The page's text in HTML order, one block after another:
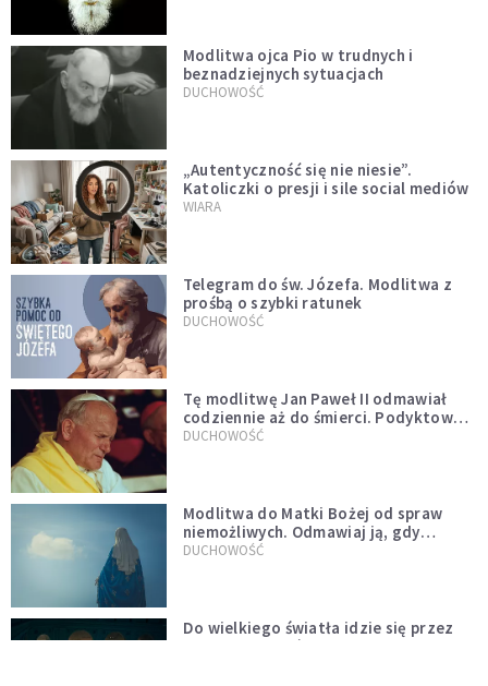
Modlitwa ojca Pio w trudnych i
beznadziejnych sytuacjach
DUCHOWOŚĆ
„Autentyczność się nie niesie”.
Katoliczki o presji i sile social mediów
WIARA
Telegram do św. Józefa. Modlitwa z
prośbą o szybki ratunek
DUCHOWOŚĆ
Tę modlitwę Jan Paweł II odmawiał
codziennie aż do śmierci. Podyktował
mu ją ojciec
DUCHOWOŚĆ
Modlitwa do Matki Bożej od spraw
niemożliwych. Odmawiaj ją, gdy
wszystko idzie źle
DUCHOWOŚĆ
Do wielkiego światła idzie się przez
wielkie ciemności